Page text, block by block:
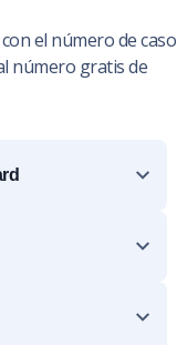
el número de caso
número gratis de